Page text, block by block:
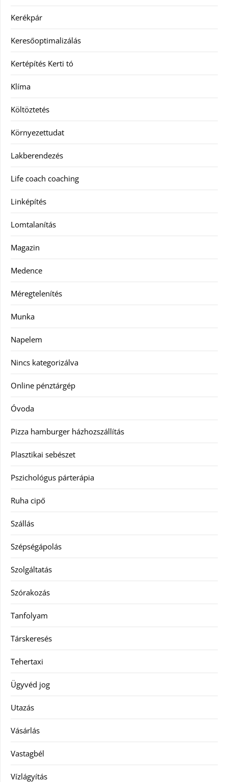
Kerékpár
Keresőoptimalizálás
Kertépítés Kerti tó
Klíma
Költöztetés
Környezettudat
Lakberendezés
Life coach coaching
Linképítés
Lomtalanítás
Magazin
Medence
Méregtelenítés
Munka
Napelem
Nincs kategorizálva
Online pénztárgép
Óvoda
Pizza hamburger házhozszállítás
Plasztikai sebészet
Pszichológus párterápia
Ruha cipő
Szállás
Szépségápolás
Szolgáltatás
Szórakozás
Tanfolyam
Társkeresés
Tehertaxi
Ügyvéd jog
Utazás
Vásárlás
Vastagbél
Vízlágyítás